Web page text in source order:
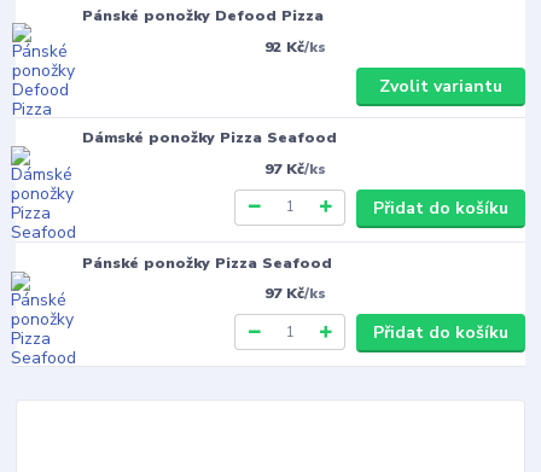
Pánské ponožky Defood Pizza
92 Kč/ks
Zvolit variantu
Dámské ponožky Pizza Seafood
97 Kč/ks
Přidat do košíku
Pánské ponožky Pizza Seafood
97 Kč/ks
Přidat do košíku